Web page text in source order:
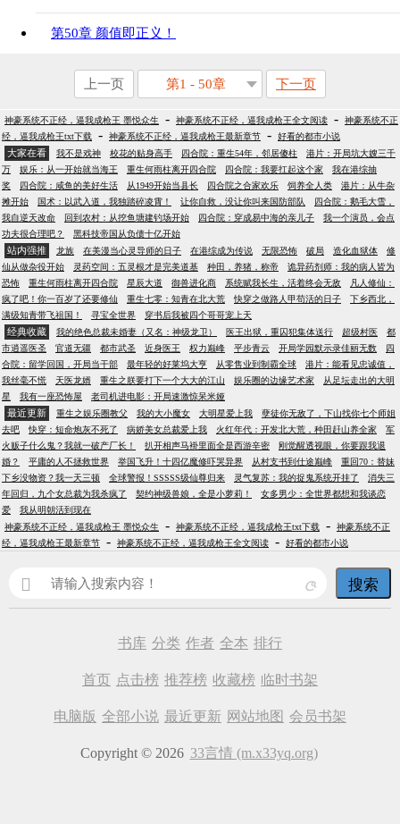
第50章 颜值即正义！
上一页 第1 - 50章 下一页
神豪系统不正经，逼我成枪王 墨悦众生 - 神豪系统不正经，逼我成枪王全文阅读 -
神豪系统不正
经，逼我成枪王txt下载
- 神豪系统不正经，逼我成枪王最新章节 - 好看的都市小说
大家在看 我不是戏神 校花的贴身高手 四合院：重生54年，邻居傻柱
港片：开局坑大嫂三千
万
娱乐：从一开始就当海王 重生何雨柱离开四合院 四合院：我要扛起这个家
我在港综抽
奖
四合院：咸鱼的美好生活 从1949开始当县长 四合院之合家欢乐 饲养全人类
港片：从牛杂
摊开始
国术：以武入道，我独踏碎凌霄！ 让你自救，没让你叫来国防部队
四合院：鹅毛大雪，
我自逆天改命
回到农村：从挖鱼塘建钓场开始 四合院：穿成易中海的亲儿子
我一个演员，会点
功夫很合理吧？
黑科技帝国从负债十亿开始
站内强推 龙族 在美漫当心灵导师的日子 在港综成为传说 无限恐怖 破局 造化血狱体
修
仙从做杂役开始
灵药空间：五灵根才是完美道基 种田，养猪，称帝
诡异药剂师：我的病人皆为
恐怖
重生何雨柱离开四合院 星辰大道 御兽进化商 系统赋我长生，活着终会无敌
凡人修仙：
疯了吧！你一百岁了还要修仙
重生七零：知青在北大荒 快穿之做路人甲苟活的日子
下乡西北，
满级知青带飞祖国！
寻宝全世界 穿书后我被四个哥哥宠上天
经典收藏 我的绝色总裁未婚妻（又名：神级龙卫） 医王出狱，重囚犯集体送行 超级村医
都
市逍遥医圣
官道无疆 都市武圣 近身医王 权力巅峰 平步青云 开局学园默示录佳丽无数
四
合院：留学回国，开局当干部
最年轻的好莱坞大亨 从零售业到制霸全球
港片：能看见忠诚值，
我丝毫不慌
天医龙婿 重生之朕要打下一个大大的江山 娱乐圈的边缘艺术家
从足坛走出的大明
星
我有一座恐怖屋 老司机进电影：开局速激惊呆米娅
最近更新 重生之娱乐圈教父 我的大小魔女 大明星爱上我
孽徒你无敌了，下山找你七个师姐
去吧
快穿：短命炮灰不死了 病娇美女总裁爱上我 火红年代：开发北大荒，种田赶山养全家
军
火贩子什么鬼？我就一破产厂长！
扒开相声马褂里面全是西游辛密
刚觉醒透视眼，你要跟我退
婚？
平庸的人不拯救世界 举国飞升！十四亿魔修吓哭异界 从村支书到仕途巅峰
重回70：替妹
下乡没物资？我一天三顿
全球警报！SSSSS级仙尊归来 灵气复苏：我的捉鬼系统开挂了
消失三
年回归，九个女总裁为我杀疯了
契约神级兽娘，全是小萝莉！
女多男少：全世界都想和我谈恋
爱
我从明朝活到现在
神豪系统不正经，逼我成枪王 墨悦众生
- 神豪系统不正经，逼我成枪王txt下载 -
神豪系统不正
经，逼我成枪王最新章节
- 神豪系统不正经，逼我成枪王全文阅读 - 好看的都市小说
搜索
书库 分类 作者 全本 排行
首页 点击榜 推荐榜 收藏榜 临时书架
电脑版 全部小说 最近更新 网站地图 会员书架
Copyright © 2026 33言情 (m.x33yq.org)